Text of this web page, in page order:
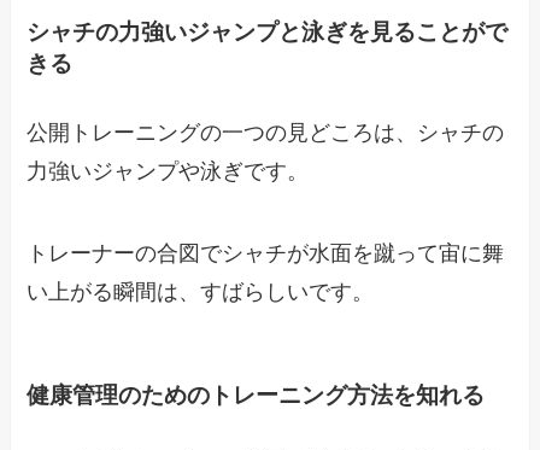
シャチの力強いジャンプと泳ぎを見ることがで
きる
公開トレーニングの一つの見どころは、シャチの
力強いジャンプや泳ぎです。
トレーナーの合図でシャチが水面を蹴って宙に舞
い上がる瞬間は、すばらしいです。
健康管理のためのトレーニング方法を知れる